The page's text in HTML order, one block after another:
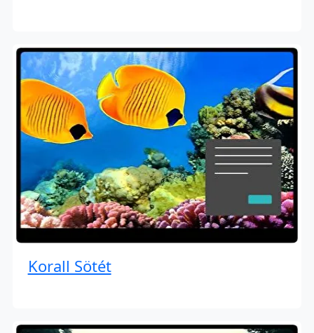
Korall Sötét